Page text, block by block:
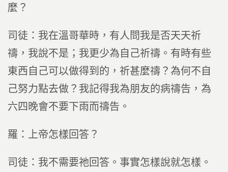
麼？
司徒：我在溫哥華時，有人問我是否天天祈
禱，我說不是；我更少為自己祈禱。有時有些
東西自己可以做得到的，祈甚麼禱？為何不自
己努力點去做？我記得我為朋友的病禱告，為
六四晚會不要下雨而禱告。
羅：上帝怎樣回答？
司徒：我不需要祂回答。事實怎樣說就怎樣。